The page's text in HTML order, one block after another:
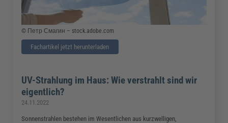
© Петр Смагин – stock.adobe.com
Fachartikel jetzt herunterladen
UV-Strahlung im Haus: Wie verstrahlt sind wir
eigentlich?
24.11.2022
Sonnenstrahlen bestehen im Wesentlichen aus kurzwelligen,